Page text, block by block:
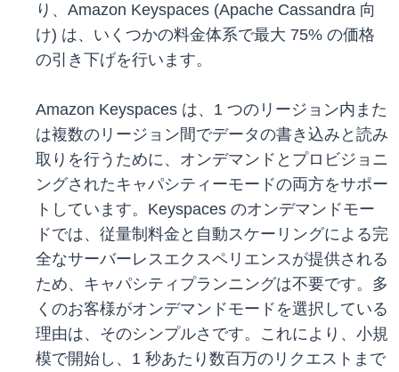
り、Amazon Keyspaces (Apache Cassandra 向
け) は、いくつかの料金体系で最大 75% の価格
の引き下げを行います。
Amazon Keyspaces は、1 つのリージョン内また
は複数のリージョン間でデータの書き込みと読み
取りを行うために、オンデマンドとプロビジョニ
ングされたキャパシティーモードの両方をサポー
トしています。Keyspaces のオンデマンドモー
ドでは、従量制料金と自動スケーリングによる完
全なサーバーレスエクスペリエンスが提供される
ため、キャパシティプランニングは不要です。多
くのお客様がオンデマンドモードを選択している
理由は、そのシンプルさです。これにより、小規
模で開始し、1 秒あたり数百万のリクエストまで